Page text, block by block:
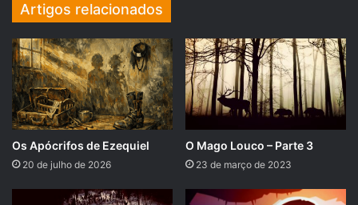
Atal: Deus da cura. Seu clérigos podem lançar magias
dessa escola.
Artigos relacionados
Os Apócrifos de Ezequiel
20 de julho de 2026
O Mago Louco – Parte 3
23 de março de 2023